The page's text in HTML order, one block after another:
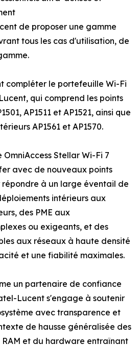
de proposer une gamme
tous les cas d'utilisation, de
compléter le portefeuille Wi-Fi
qui comprend les points
AP1511 et AP1521, ainsi que
AP1561 et AP1570.
Stellar Wi-Fi 7
avec de nouveaux points
répondre à un large éventail de
intérieurs aux
des PME aux
ou exigeants, et des
aux réseaux à haute densité
et une fiabilité maximales.
un partenaire de confiance
Lucent s'engage à soutenir
avec transparence et
de hausse généralisée des
et du hardware entraînant